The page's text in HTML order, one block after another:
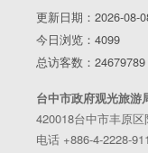
更新日期：2026-08-
今日浏览：4099
总访客数：24679789
台中市政府观光旅游
420018台中市丰原
电话 +886-4-2228-